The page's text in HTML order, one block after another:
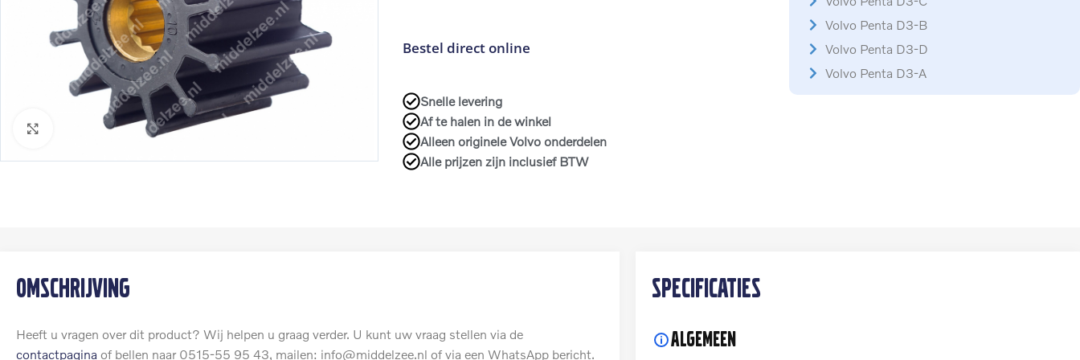
Klik om te vergroten
Bestel direct online
Snelle levering
Af te halen in de winkel
Alleen originele Volvo onderdelen
Alle prijzen zijn inclusief BTW
Volvo Penta D3-B
Volvo Penta D3-D
Volvo Penta D3-A
Omschrijving
Heeft u vragen over dit product? Wij helpen u graag verder. U kunt uw vraag stellen via de
contactpagina of bellen naar 0515-55 95 43, mailen: info@middelzee.nl of via een WhatsApp bericht.
Specificaties
Algemeen